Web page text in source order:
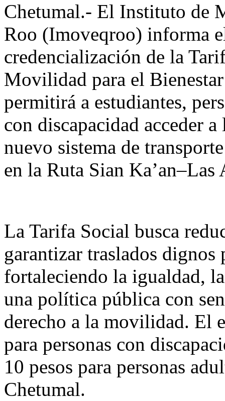
Chetumal.- El Instituto de
Roo (Imoveqroo) informa
credencialización de la
Movilidad para el
permitirá a estudiantes,
con discapacidad acceder
nuevo sistema de
en la Ruta Sian
La Tarifa Social busca
garantizar traslados dignos
fortaleciendo la igualdad,
una política pública con
derecho a la movilidad. El
para personas con
10 pesos para personas
Chetumal.